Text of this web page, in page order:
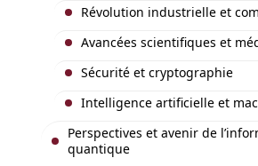
Révolution industrielle et
Avancées scientifiques et
Sécurité et cryptographie
Intelligence artificielle et
Perspectives et avenir de
quantique